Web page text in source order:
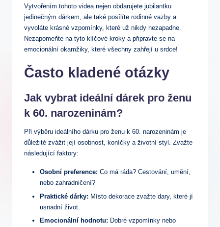
Vytvořením tohoto videa nejen obdarujete jubilantku
jedinečným dárkem, ale také posílíte rodinné vazby a
vyvoláte krásné vzpomínky, které už nikdy nezapadne.
Nezapomeňte na tyto klíčové kroky a připravte se na
emocionální okamžiky, které všechny zahřejí u srdce!
Často kladené otázky
Jak vybrat ideální dárek pro ženu
k 60. narozeninám?
Při výběru ideálního dárku pro ženu k 60. narozeninám je
důležité zvážit její osobnost, koníčky a životní styl. Zvažte
následující faktory:
Osobní preference: Co má ráda? Cestování, umění,
nebo zahradničení?
Praktické dárky: Místo dekorace zvažte dary, které jí
usnadní život.
Emocionální hodnotu: Dobré vzpomínky nebo